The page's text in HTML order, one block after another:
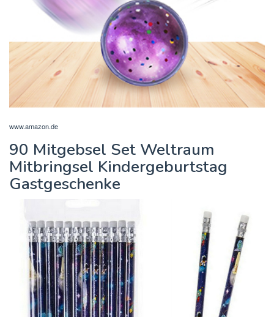
www.amazon.de
90 Mitgebsel Set Weltraum
Mitbringsel Kindergeburtstag
Gastgeschenke